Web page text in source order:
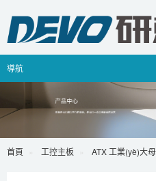
導航
首頁 工控主板 ATX 工業(yè)大